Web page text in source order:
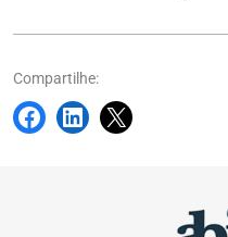
Compartilhe: